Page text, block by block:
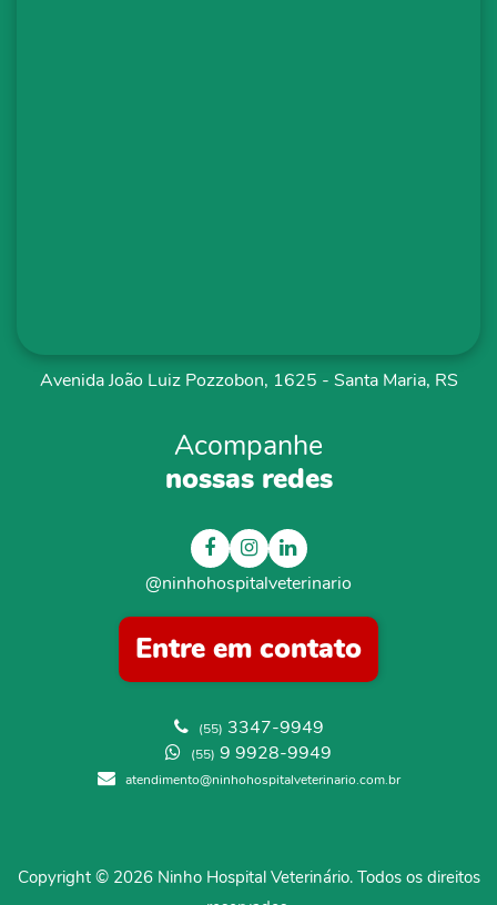
Avenida João Luiz Pozzobon, 1625 - Santa Maria, RS
Acompanhe
nossas redes
@ninhohospitalveterinario
Entre em contato
(55) 3347-9949
(55) 9 9928-9949
atendimento@ninhohospitalveterinario.com.br
Copyright © 2026 Ninho Hospital Veterinário. Todos os direitos